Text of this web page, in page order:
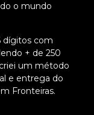
o mundo
dígitos com
+ de 250
um método
e entrega do
Fronteiras.